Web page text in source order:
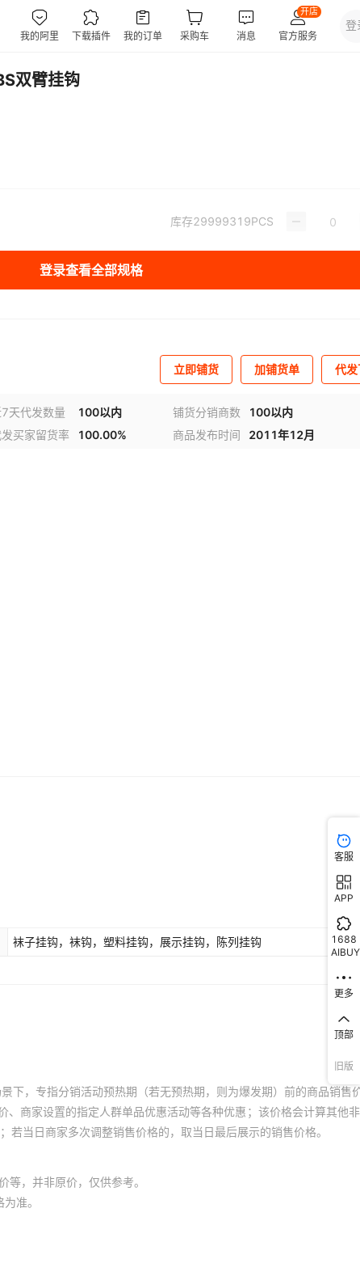
双臂挂钩
库存29999319PCS
登录查看全部规格
立即铺货 加铺货单 代
天代发数量 100以内 铺货分销商数
100以内
买家留货率 100.00% 商品发布时间 2011年12月
袜子挂钩，袜钩，塑料挂钩，展示挂钩，陈列挂钩
下，专指分销活动预热期（若无预热期，则为爆发期）前的商品销售
商家设置的指定人群单品优惠活动等各种优惠；该价格会计算其他
当日商家多次调整销售价格的，取当日最后展示的销售价格。
，并非原价，仅供参考。
准。
客服
APP
1688
AIBUY
更多
顶部
旧版